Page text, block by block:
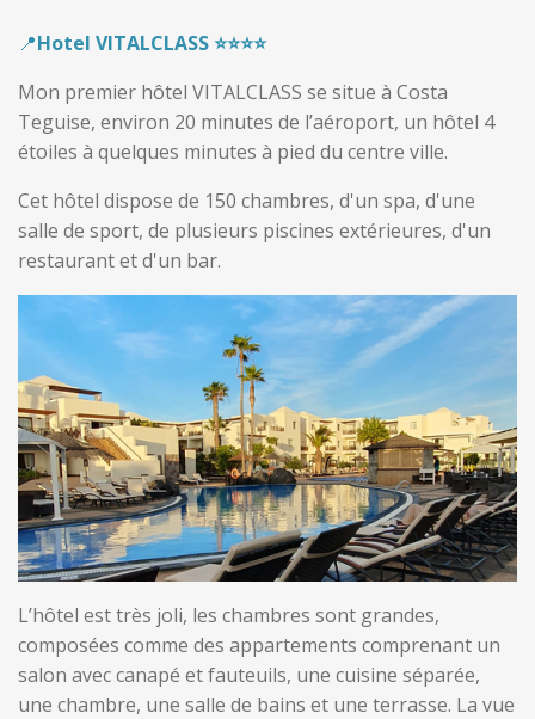
📍Hotel VITALCLASS ⭐️⭐️⭐️⭐️
Mon premier hôtel VITALCLASS se situe à Costa
Teguise, environ 20 minutes de l’aéroport, un hôtel 4
étoiles à quelques minutes à pied du centre ville.
Cet hôtel dispose de 150 chambres, d'un spa, d'une
salle de sport, de plusieurs piscines extérieures, d'un
restaurant et d'un bar.
L’hôtel est très joli, les chambres sont grandes,
composées comme des appartements comprenant un
salon avec canapé et fauteuils, une cuisine séparée,
une chambre, une salle de bains et une terrasse. La vue